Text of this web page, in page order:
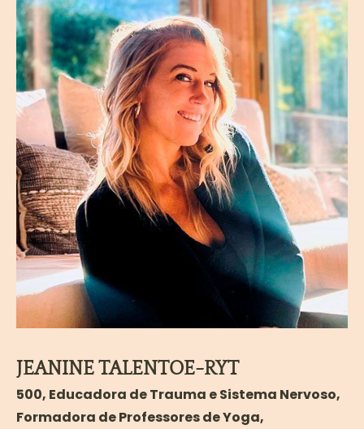
JEANINE TALENTOE-RYT
500, Educadora de Trauma e Sistema Nervoso,
Formadora de Professores de Yoga,